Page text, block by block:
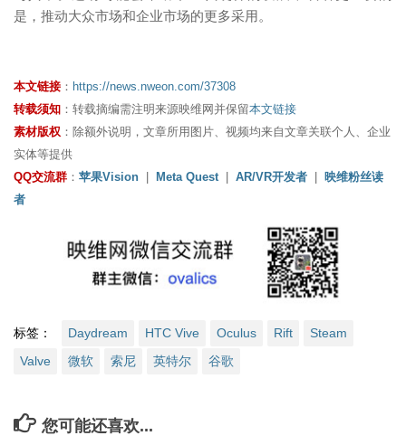
是，推动大众市场和企业市场的更多采用。
本文链接 ： https://news.nweon.com/37308
转载须知 ：转载摘编需注明来源映维网并保留本文链接
素材版权 ：除额外说明，文章所用图片、视频均来自文章关联个人、企业
实体等提供
QQ交流群 ： 苹果Vision Meta Quest AR/VR开发者
映维粉丝读
者
标签： Daydream HTC Vive Oculus Rift
Steam
Valve
微软 索尼 英特尔 谷歌
您可能还喜欢...